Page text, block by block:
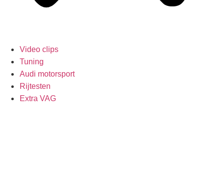
Video clips
Tuning
Audi motorsport
Rijtesten
Extra VAG